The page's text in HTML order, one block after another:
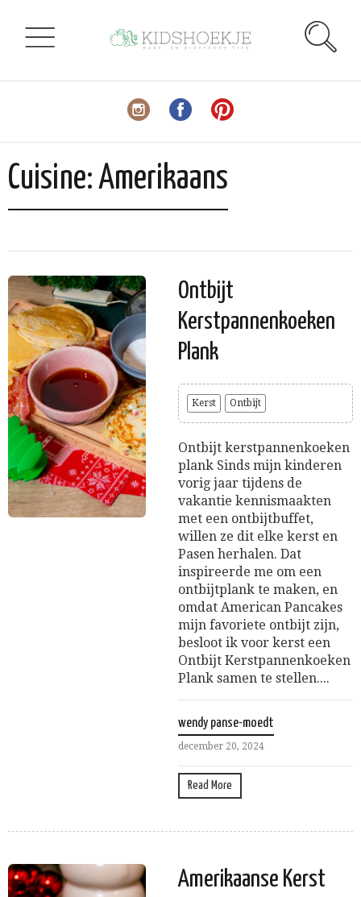
Cuisine:Amerikaans
Ontbijt
Kerstpannenkoeken
Plank
Kerst Ontbijt
Ontbijt kerstpannenkoeken
plank Sinds mijn kinderen
vorig jaar tijdens de
vakantie kennismaakten
met een ontbijtbuffet,
willen ze dit elke kerst en
Pasen herhalen. Dat
inspireerde me om een
ontbijtplank te maken, en
omdat American Pancakes
mijn favoriete ontbijt zijn,
besloot ik voor kerst een
Ontbijt Kerstpannenkoeken
Plank samen te stellen....
wendy panse-moedt
december 20, 2024
Read More
Amerikaanse Kerst